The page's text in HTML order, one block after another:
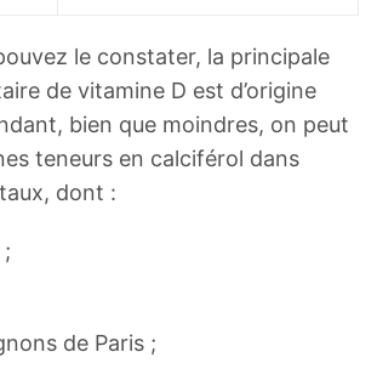
le constater, la principale
de vitamine D est d’origine
bien que moindres, on peut
teneurs en calciférol dans
dont :
de Paris ;